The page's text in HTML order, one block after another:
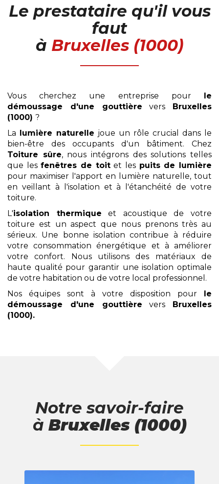
Le prestataire qu'il vous
faut
à Bruxelles (1000)
Vous cherchez une entreprise pour le
démoussage
d'une gouttière vers Bruxelles
(1000) ?
La lumière naturelle joue un rôle crucial dans le
bien-être des occupants d'un bâtiment. Chez
Toiture sûre, nous intégrons des solutions telles
que lesfenêtres de toitet les puits de lumière
pour maximiser l'apport en lumière naturelle, tout
en veillant à l'isolation et à l'étanchéité de votre
toiture.
L'isolation thermique et acoustique de votre
toiture est un aspect que nous prenons très au
sérieux. Une bonne isolation contribue à réduire
votre consommation énergétique et à améliorer
votre confort. Nous utilisons des matériaux de
haute qualité pour garantir une isolation optimale
de votre habitation ou de votre local professionnel.
Nos équipes sont à votre disposition pour le
démoussage
d'une gouttière vers Bruxelles
(1000).
Notre savoir-faire
à Bruxelles (1000)